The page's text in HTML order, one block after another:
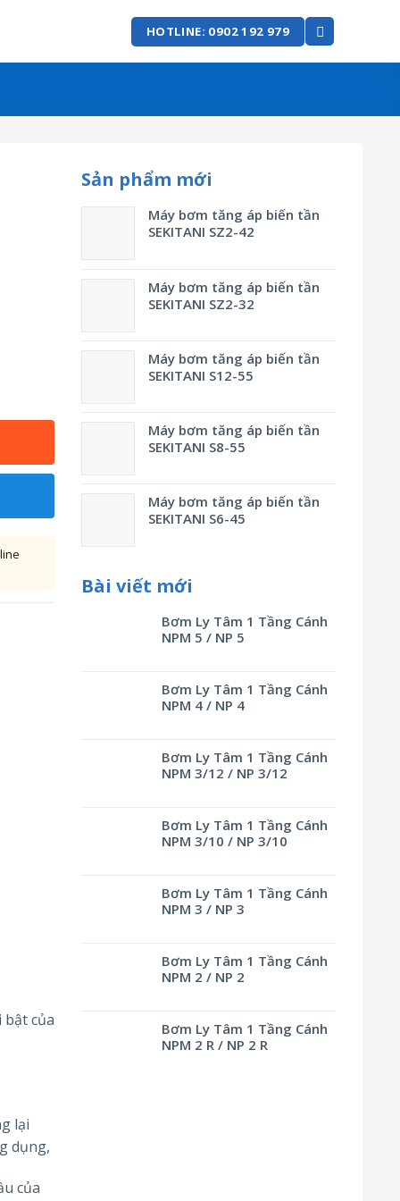
HOTLINE: 0902 192 979
Sản phẩm mới
Máy bơm tăng áp biến tần
SEKITANI SZ2-42
Máy bơm tăng áp biến tần
SEKITANI SZ2-32
Máy bơm tăng áp biến tần
SEKITANI S12-55
Máy bơm tăng áp biến tần
SEKITANI S8-55
Máy bơm tăng áp biến tần
SEKITANI S6-45
Bài viết mới
Bơm Ly Tâm 1 Tầng Cánh
NPM 5 / NP 5
Bơm Ly Tâm 1 Tầng Cánh
NPM 4 / NP 4
Bơm Ly Tâm 1 Tầng Cánh
NPM 3/12 / NP 3/12
Bơm Ly Tâm 1 Tầng Cánh
NPM 3/10 / NP 3/10
Bơm Ly Tâm 1 Tầng Cánh
NPM 3 / NP 3
Bơm Ly Tâm 1 Tầng Cánh
NPM 2 / NP 2
Bơm Ly Tâm 1 Tầng Cánh
NPM 2 R / NP 2 R
của
lại
dụng,
của